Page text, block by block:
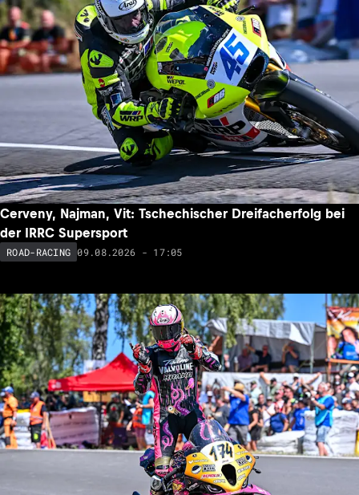
Cerveny, Najman, Vit: Tschechischer Dreifacherfolg bei
der IRRC Supersport
ROAD-RACING 09.08.2026 - 17:05